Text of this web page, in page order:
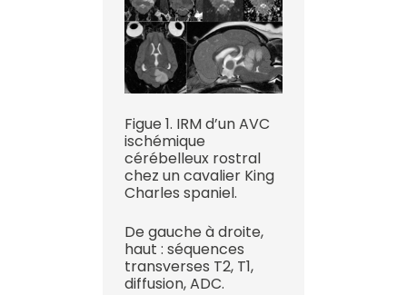
Figue 1. IRM d’un AVC
ischémique
cérébelleux rostral
chez un cavalier King
Charles spaniel.
De gauche à droite,
haut : séquences
transverses T2, T1,
diffusion, ADC.